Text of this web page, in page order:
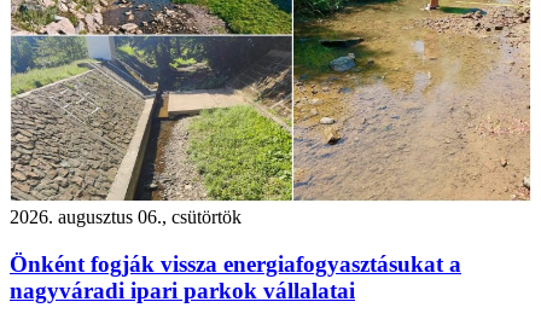
2026. augusztus 06., csütörtök
Önként fogják vissza energiafogyasztásukat a
nagyváradi ipari parkok vállalatai